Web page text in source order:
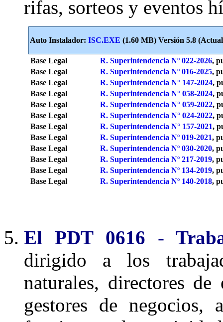
rifas, sorteos y eventos
Auto Instalador: ISC.EXE (1.60 MB) Versión 5.8
Base Legal R. Superintendencia Nº 022-2026,
Base Legal
R. Superintendencia Nº 016-2025,
Base Legal
R. Superintendencia N° 147-2024,
Base Legal
R. Superintendencia N° 058-2024,
Base Legal
R. Superintendencia N° 059-2022,
Base Legal
R. Superintendencia N° 024-2022,
Base Legal
R. Superintendencia N° 157-2021,
Base Legal
R. Superintendencia Nº 019-2021,
Base Legal
R. Superintendencia Nº 030-2020,
Base Legal
R. Superintendencia Nº 217-2019,
Base Legal
R. Superintendencia Nº 134-2019,
Base Legal
R. Superintendencia Nº 140-2018,
El PDT 0616 -
dirigido a los
naturales, directores de
gestores de negocios,